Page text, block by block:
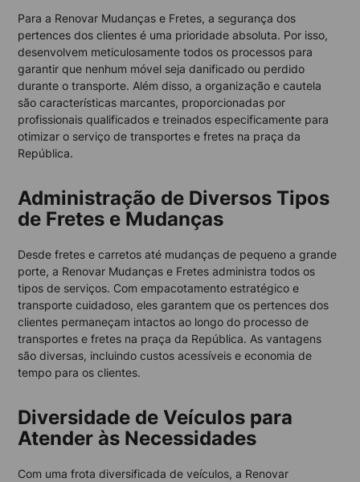
Para a Renovar Mudanças e Fretes, a segurança dos
pertences dos clientes é uma prioridade absoluta. Por isso,
desenvolvem meticulosamente todos os processos para
garantir que nenhum móvel seja danificado ou perdido
durante o transporte. Além disso, a organização e cautela
são características marcantes, proporcionadas por
profissionais qualificados e treinados especificamente para
otimizar o serviço de transportes e fretes na praça da
República.
Administração de Diversos Tipos
de Fretes e Mudanças
Desde fretes e carretos até mudanças de pequeno a grande
porte, a Renovar Mudanças e Fretes administra todos os
tipos de serviços. Com empacotamento estratégico e
transporte cuidadoso, eles garantem que os pertences dos
clientes permaneçam intactos ao longo do processo de
transportes e fretes na praça da República. As vantagens
são diversas, incluindo custos acessíveis e economia de
tempo para os clientes.
Diversidade de Veículos para
Atender às Necessidades
Com uma frota diversificada de veículos, a Renovar